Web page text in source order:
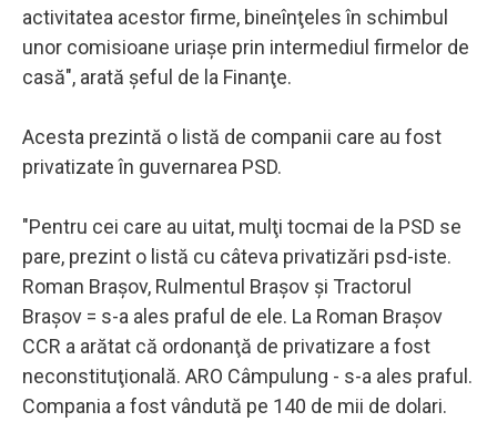
activitatea acestor firme, bineînţeles în schimbul
unor comisioane uriaşe prin intermediul firmelor de
casă", arată şeful de la Finanţe.
Acesta prezintă o listă de companii care au fost
privatizate în guvernarea PSD.
"Pentru cei care au uitat, mulţi tocmai de la PSD se
pare, prezint o listă cu câteva privatizări psd-iste.
Roman Braşov, Rulmentul Braşov şi Tractorul
Braşov = s-a ales praful de ele. La Roman Braşov
CCR a arătat că ordonanţă de privatizare a fost
neconstituţională. ARO Câmpulung - s-a ales praful.
Compania a fost vândută pe 140 de mii de dolari.